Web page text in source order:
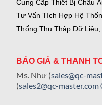
Cung Cấp Thiết Bị Châu
Tư Vấn Tích Hợp Hệ
Thống Thu Thập Dữ
BÁO GIÁ & THANH
Ms. Như (sales@qc-
(sales2@qc-master.com